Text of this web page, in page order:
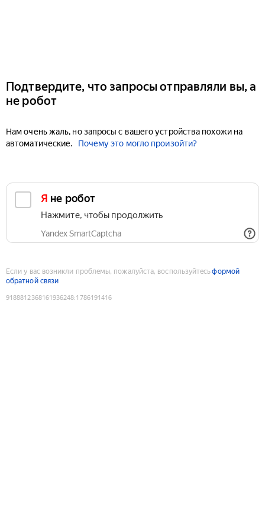
Подтвердите, что запросы отправляли вы, а
не робот
Нам очень жаль, но запросы с вашего устройства похожи на
автоматические.
Почему это могло произойти?
Я не робот
Нажмите, чтобы продолжить
Yandex SmartCaptcha
Если у вас возникли проблемы, пожалуйста, воспользуйтесьформой
обратной связи
9188812368161936248:1786191416